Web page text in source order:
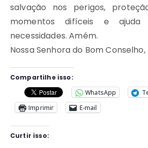
salvação nos perigos,
momentos difíceis e
necessidades. Amém.
Nossa Senhora do Bom
Compartilhe isso:
WhatsApp
Imprimir
E-mail
Curtir isso: